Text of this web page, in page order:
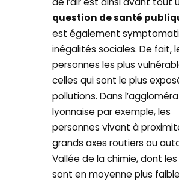
question de santé
est également
inégalités sociales. De fait,
personnes les plus
celles qui sont le plus
pollutions. Dans
lyonnaise par exemple, les
personnes vivant à
grands axes routiers ou
Vallée de la chimie, dont
sont en moyenne plus